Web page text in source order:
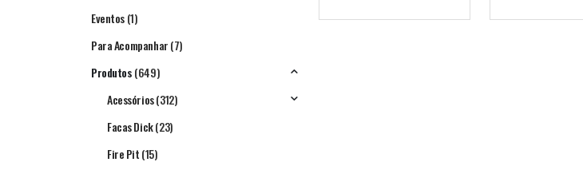
Eventos(1)
Para Acompanhar(7)
Produtos(649)
Acessórios(312)
Facas Dick(23)
Fire Pit(15)